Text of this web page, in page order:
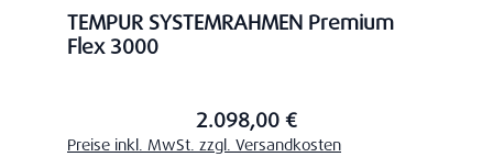
TEMPUR SYSTEMRAHMEN Premium
Flex 3000
Regulärer Preis:2.098,00 €
Preise inkl. MwSt. zzgl. Versandkosten